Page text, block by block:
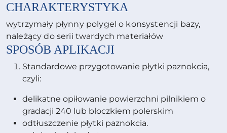
CHARAKTERYSTYKA
wytrzymały płynny polygel o konsystencji bazy,
należący do serii twardych materiałów
SPOSÓB APLIKACJI
Standardowe przygotowanie płytki paznokcia,
czyli:
delikatne opiłowanie powierzchni pilnikiem o
gradacji 240 lub bloczkiem polerskim
odtłuszczenie płytki paznokcia.